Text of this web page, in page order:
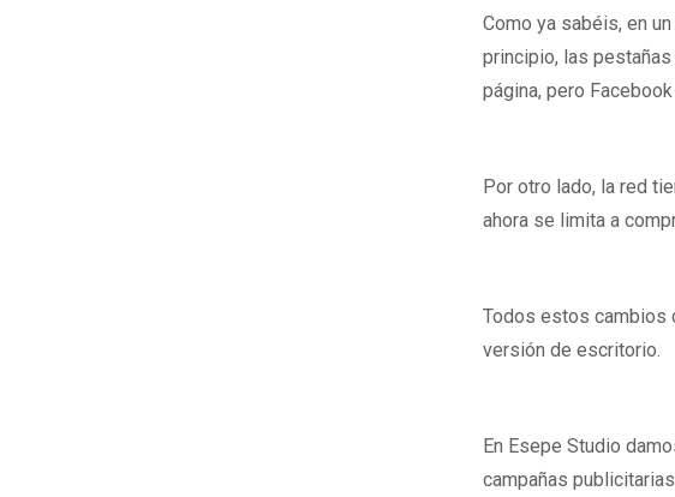
Como ya sabéis, en
principio, las
página, pero
Por otro lado, la red
ahora se limita a
Todos estos cambios
versión de escritorio.
En Esepe Studio
campañas